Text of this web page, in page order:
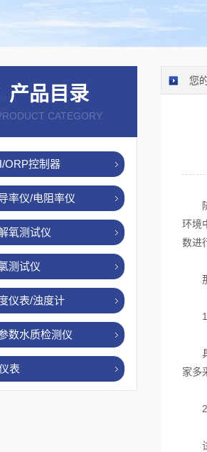
产品目录
CATEGORY
ORP控制器
率仪/电阻率仪
氧测试仪
测试仪
仪表/浊度计
数水质检测仪
表
您
随
环境
数进
那
1
具
家多
2、
试